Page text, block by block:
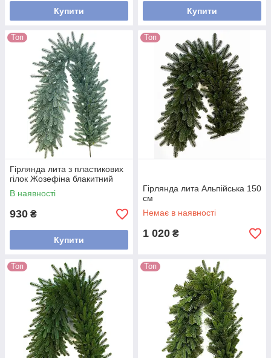
Купити Купити
Топ
Гірлянда лита з пластикових
гілок Жозефіна блакитний
В наявності
930 ₴
Купити
Топ
Гірлянда лита Альпійська 150
см
Немає в наявності
1 020 ₴
Топ Топ